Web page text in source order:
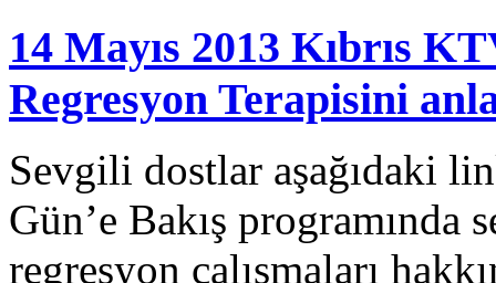
14 Mayıs 2013 Kıbrıs
Regresyon Terapisini
Sevgili dostlar aşağıdaki
Gün’e Bakış
regresyon çalışmaları